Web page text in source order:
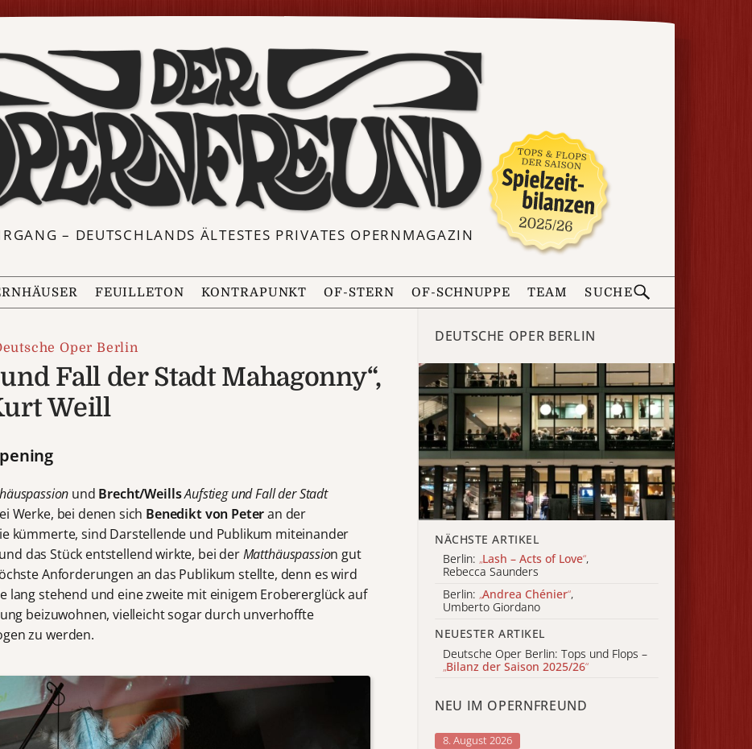
– DEUTSCHLANDS ÄLTESTES PRIVATES OPERNMAGAZIN
FEUILLETON KONTRAPUNKT OF-STERN OF-SCHNUPPE TEAM SUCHE
Oper Berlin
Fall der Stadt Mahagonny“,
Weill
und Brecht/WeillsAufstieg und Fall der Stadt
Werke, bei denen sich Benedikt von Peteran der
kümmerte, sind Darstellende und Publikum miteinander
das Stück entstellend wirkte, bei derMatthäuspassion gut
Anforderungen an das Publikum stellte, denn es wird
lang stehend und eine zweite mit einigem Erobererglück auf
beizuwohnen, vielleicht sogar durch unverhoffte
zu werden.
DEUTSCHE OPER BERLIN
NÄCHSTE ARTIKEL
Berlin: „Lash – Acts of Love“,
Rebecca Saunders
Berlin: „Andrea Chénier“,
Umberto Giordano
NEUESTER ARTIKEL
Deutsche Oper Berlin: Tops und Flops –
„Bilanz der Saison 2025/26“
NEU IM OPERNFREUND
8. August 2026